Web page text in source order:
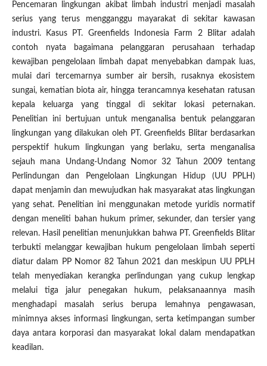
Pencemaran lingkungan akibat limbah industri menjadi masalah
serius yang terus mengganggu mayarakat di sekitar kawasan
industri. Kasus PT. Greenfields Indonesia Farm 2 Blitar adalah
contoh nyata bagaimana pelanggaran perusahaan terhadap
kewajiban pengelolaan limbah dapat menyebabkan dampak luas,
mulai dari tercemarnya sumber air bersih, rusaknya ekosistem
sungai, kematian biota air, hingga terancamnya kesehatan ratusan
kepala keluarga yang tinggal di sekitar lokasi peternakan.
Penelitian ini bertujuan untuk menganalisa bentuk pelanggaran
lingkungan yang dilakukan oleh PT. Greenfields Blitar berdasarkan
perspektif hukum lingkungan yang berlaku, serta menganalisa
sejauh mana Undang-Undang Nomor 32 Tahun 2009 tentang
Perlindungan dan Pengelolaan Lingkungan Hidup (UU PPLH)
dapat menjamin dan mewujudkan hak masyarakat atas lingkungan
yang sehat. Penelitian ini menggunakan metode yuridis normatif
dengan meneliti bahan hukum primer, sekunder, dan tersier yang
relevan. Hasil penelitian menunjukkan bahwa PT. Greenfields Blitar
terbukti melanggar kewajiban hukum pengelolaan limbah seperti
diatur dalam PP Nomor 82 Tahun 2021 dan meskipun UU PPLH
telah menyediakan kerangka perlindungan yang cukup lengkap
melalui tiga jalur penegakan hukum, pelaksanaannya masih
menghadapi masalah serius berupa lemahnya pengawasan,
minimnya akses informasi lingkungan, serta ketimpangan sumber
daya antara korporasi dan masyarakat lokal dalam mendapatkan
keadilan.